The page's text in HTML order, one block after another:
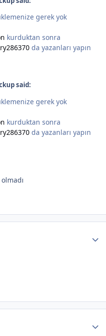
gerek yok
kurduktan sonra
da yazanları yapın
said:
gerek yok
kurduktan sonra
da yazanları yapın